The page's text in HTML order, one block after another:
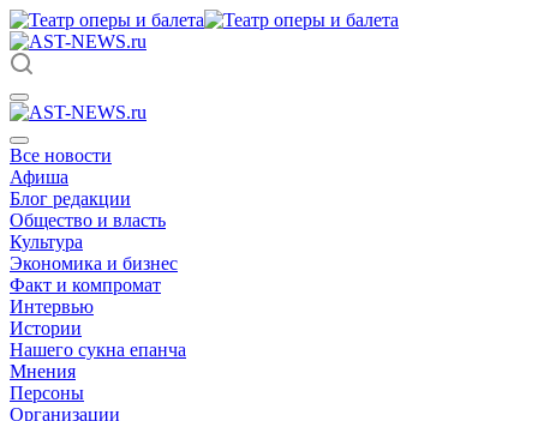
Все новости
Афиша
Блог редакции
Общество и власть
Культура
Экономика и бизнес
Факт и компромат
Интервью
Истории
Нашего сукна епанча
Мнения
Персоны
Организации